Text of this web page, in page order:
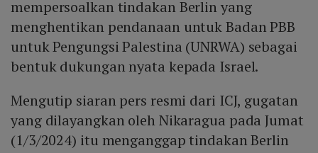
mempersoalkan tindakan Berlin yang
menghentikan pendanaan untuk Badan PBB
untuk Pengungsi Palestina (UNRWA) sebagai
bentuk dukungan nyata kepada Israel.
Mengutip siaran pers resmi dari ICJ, gugatan
yang dilayangkan oleh Nikaragua pada Jumat
(1/3/2024) itu menganggap tindakan Berlin